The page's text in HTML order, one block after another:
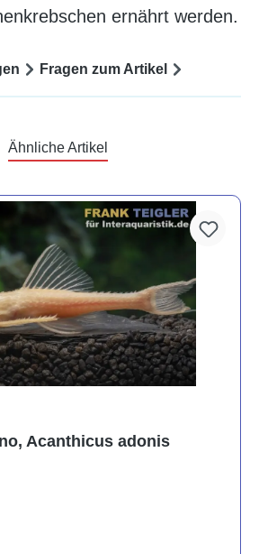
ernährt werden.
Fragen zum Artikel
Ähnliche Artikel
Acanthicus adonis